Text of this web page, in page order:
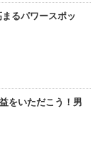
るパワースポッ
をいただこう！男